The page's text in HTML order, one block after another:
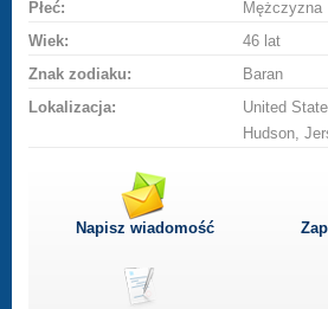
Płeć:
Mężczyzna
Wiek:
46 lat
Znak zodiaku:
Baran
Lokalizacja:
United
Hudson,
Napisz wiadomość